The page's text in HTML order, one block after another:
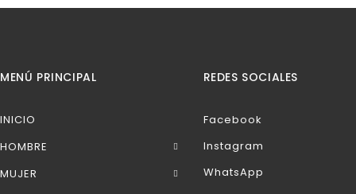
MENÚ PRINCIPAL
INICIO
HOMBRE
MUJER
REDES SOCIALES
Facebook
Instagram
WhatsApp